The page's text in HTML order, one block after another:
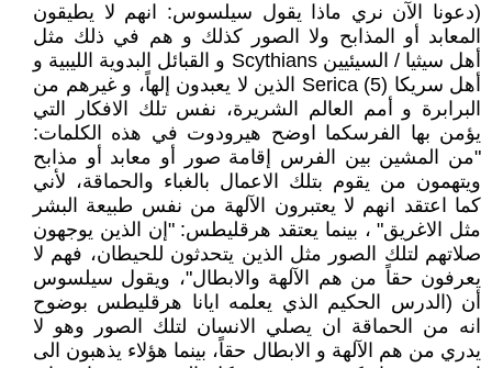
(دعونا الآن نري ماذا يقول سيلسوس: انهم لا يطيقون
المعابد أو المذابح ولا الصور كذلك و هم في ذلك مثل
أهل سيثيا / السيئيين Scythians و القبائل البدوية الليبية و
أهل سريكا Serica (5) الذين لا يعبدون إلهاً، و غيرهم من
البرابرة و أمم العالم الشريرة، نفس تلك الافكار التي
يؤمن بها الفرسكما اوضح هيرودوت في هذه الكلمات:
"من المشين بين الفرس إقامة صور أو معابد أو مذابح
ويتهمون من يقوم بتلك الاعمال بالغباء والحماقة، لأني
كما اعتقد انهم لا يعتبرون الآلهة من نفس طبيعة البشر
مثل الاغريق" ، بينما يعتقد هرقليطس: "إن الذين يوجهون
صلاتهم لتلك الصور مثل الذين يتحدثون للحيطان، فهم لا
يعرفون حقاً من هم الآلهة والابطال"، ويقول سيلسوس
أن (الدرس الحكيم الذي يعلمه ايانا هرقليطس بوضوح
انه من الحماقة ان يصلي الانسان لتلك الصور وهو لا
يدري من هم الآلهة و الابطال حقاً، بينما هؤلاء يذهبون الى